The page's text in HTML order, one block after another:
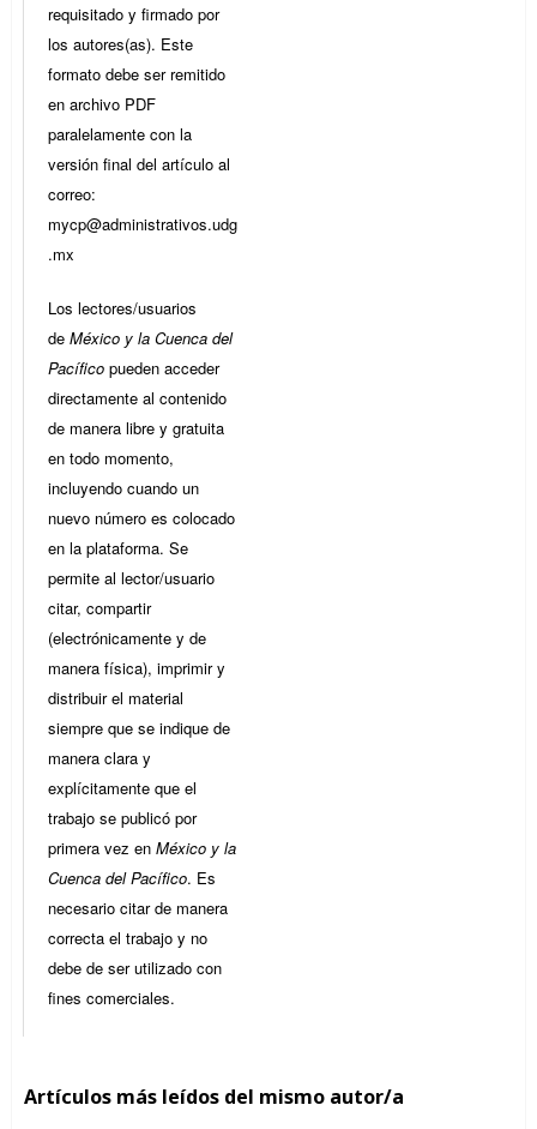
requisitado y firmado por
los autores(as). Este
formato debe ser remitido
en archivo PDF
paralelamente con la
versión final del artículo al
correo:
mycp@administrativos.udg
.mx
Los lectores/usuarios
de México y la Cuenca del
Pacífico pueden acceder
directamente al contenido
de manera libre y gratuita
en todo momento,
incluyendo cuando un
nuevo número es colocado
en la plataforma. Se
permite al lector/usuario
citar, compartir
(electrónicamente y de
manera física), imprimir y
distribuir el material
siempre que se indique de
manera clara y
explícitamente que el
trabajo se publicó por
primera vez en México y la
Cuenca del Pacífico. Es
necesario citar de manera
correcta el trabajo y no
debe de ser utilizado con
fines comerciales.
Artículos más leídos del mismo autor/a